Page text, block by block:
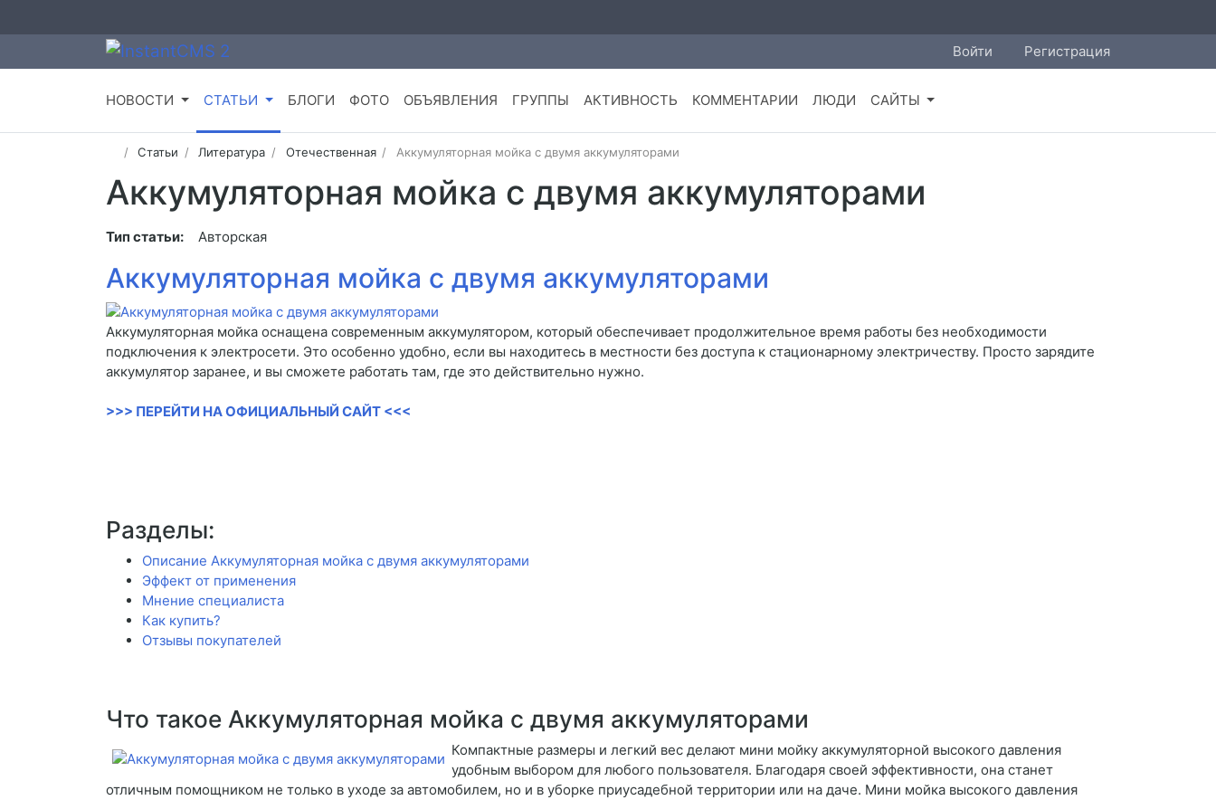
Войти Регистрация
НОВОСТИ СТАТЬИ БЛОГИ ФОТО ОБЪЯВЛЕНИЯ ГРУППЫ АКТИВНОСТЬ КОММЕНТАРИИ ЛЮДИ САЙТЫ
Статьи Литература Отечественная Аккумуляторная мойка с двумя аккумуляторами
Аккумуляторная мойка с двумя аккумуляторами
Тип статьи: Авторская
Аккумуляторная мойка с двумя аккумуляторами
Аккумуляторная мойка оснащена современным аккумулятором, который обеспечивает продолжительное время работы без необходимости
подключения к электросети. Это особенно удобно, если вы находитесь в местности без доступа к стационарному электричеству. Просто зарядите
аккумулятор заранее, и вы сможете работать там, где это действительно нужно.
>>> ПЕРЕЙТИ НА ОФИЦИАЛЬНЫЙ САЙТ <<<
Разделы:
Описание Аккумуляторная мойка с двумя аккумуляторами
Эффект от применения
Мнение специалиста
Как купить?
Отзывы покупателей
Что такое Аккумуляторная мойка с двумя аккумуляторами
Компактные размеры и легкий вес делают мини мойку аккумуляторной высокого давления
удобным выбором для любого пользователя. Благодаря своей эффективности, она станет
отличным помощником не только в уходе за автомобилем, но и в уборке приусадебной территории или на даче. Мини мойка высокого давления